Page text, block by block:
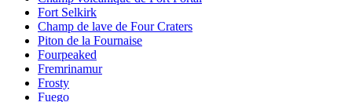
Fort Selkirk
Champ de lave de Four Craters
Piton de la Fournaise
Fourpeaked
Fremrinamur
Frosty
Fuego